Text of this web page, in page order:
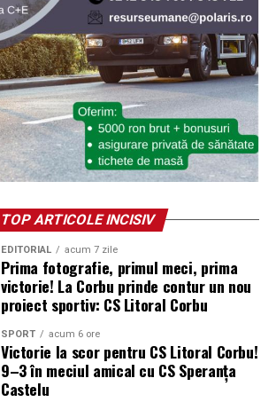
TOP ARTICOLE INCISIV
EDITORIAL acum 7 zile
Prima fotografie, primul meci, prima
victorie! La Corbu prinde contur un nou
proiect sportiv: CS Litoral Corbu
SPORT acum 6 ore
Victorie la scor pentru CS Litoral Corbu!
9–3 în meciul amical cu CS Speranța
Castelu